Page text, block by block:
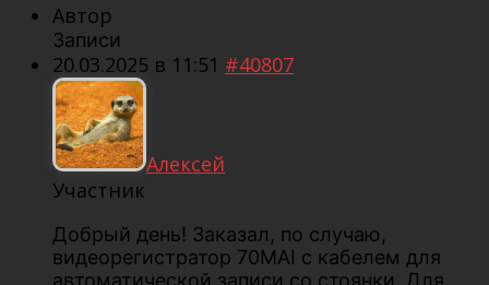
Автор
Записи
20.03.2025 в 11:51 #40807
Алексей
Участник
Добрый день! Заказал, по случаю,
видеорегистратор 70MAI с кабелем для
автоматической записи со стоянки. Для